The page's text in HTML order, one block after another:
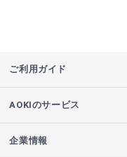
ご利用ガイド
AOKIのサービス
企業情報